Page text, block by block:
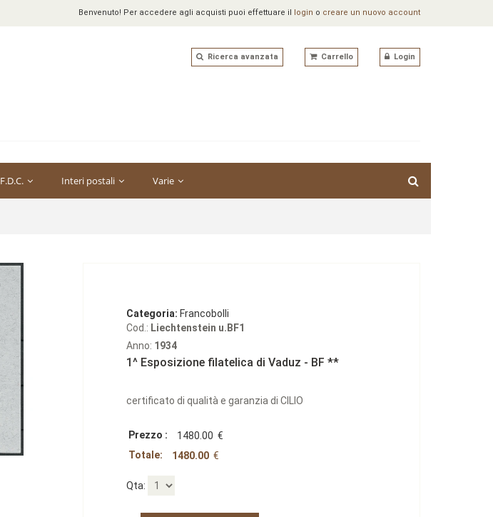
Benvenuto! Per accedere agli acquisti puoi effettuare il login o creare un nuovo account
Ricerca avanzata Carrello Login
F.D.C. Interi postali Varie
Categoria: Francobolli
Cod.: Liechtenstein u.BF1
Anno: 1934
1^ Esposizione filatelica di Vaduz - BF **
certificato di qualità e garanzia di CILIO
Prezzo : 1480.00 €
Totale:
1480.00€
Qta: